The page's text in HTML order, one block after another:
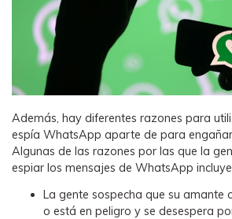
Además, hay diferentes razones para
espía WhatsApp aparte de para
Algunas de las razones por las que la
espiar los mensajes de WhatsApp
La gente sospecha que su amante
o está en peligro y se desespera